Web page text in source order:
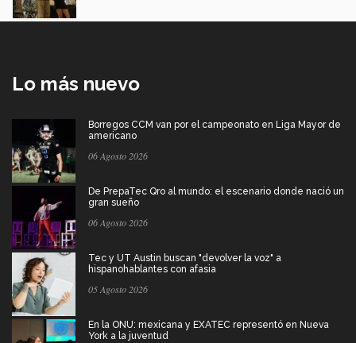
Lo más nuevo
Borregos CCM van por el campeonato en Liga Mayor de
americano
06 Agosto 2026
De PrepaTec Qro al mundo: el escenario donde nació un
gran sueño
06 Agosto 2026
Tec y UT Austin buscan "devolver la voz" a
hispanohablantes con afasia
05 Agosto 2026
En la ONU: mexicana y EXATEC representó en Nueva
York a la juventud